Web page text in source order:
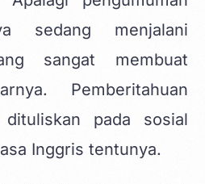
sedang menjalani
sangat membuat
Pemberitahuan
pada sosial
Inggris tentunya.